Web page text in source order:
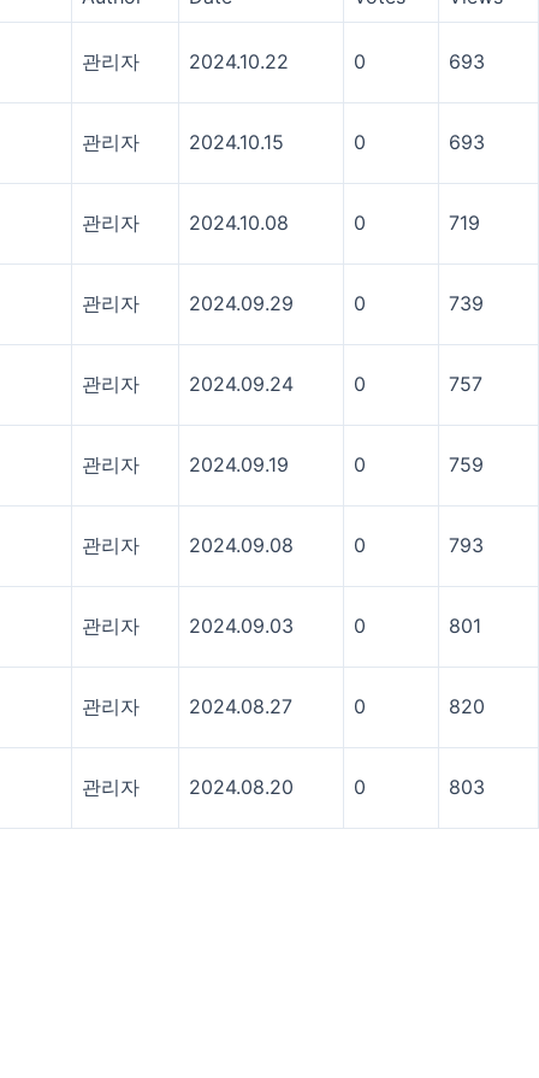
관리자 2024.10.22 0 693
관리자 2024.10.15 0 693
관리자 2024.10.08 0 719
관리자 2024.09.29 0 739
관리자 2024.09.24 0 757
관리자 2024.09.19 0 759
관리자 2024.09.08 0 793
관리자 2024.09.03 0 801
관리자 2024.08.27 0 820
관리자 2024.08.20 0 803